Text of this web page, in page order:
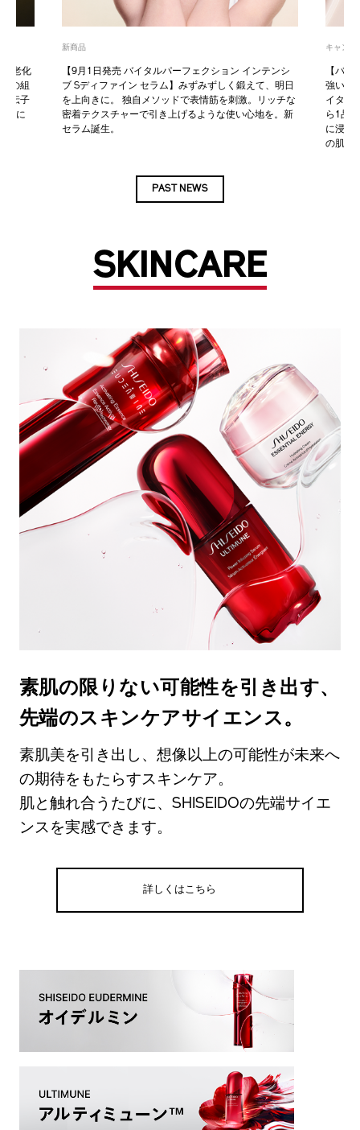
肌老化
の組
伝子
かに
新商品
【9月1日発売 バイタルパーフェクション インテンシ
ブ Sディファイン セラム】みずみずしく鍛えて、明日
を上向きに。 独自メソッドで表情筋を刺激。リッチな
密着テクスチャーで引き上げるような使い心地を。新
セラム誕生。
キャンペ
【バ
強い紫
イタル
ら1品
に浸透
の肌で
PAST NEWS
SKINCARE
素肌の限りない可能性を引き出す、
先端のスキンケアサイエンス。
素肌美を引き出し、想像以上の可能性が未来へ
の期待をもたらすスキンケア。
肌と触れ合うたびに、SHISEIDOの先端サイエ
ンスを実感できます。
詳しくはこちら